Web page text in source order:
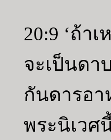
20:9 ‘ถ้า
จะเป็นดา
กันดารอ
พระนิเวศ